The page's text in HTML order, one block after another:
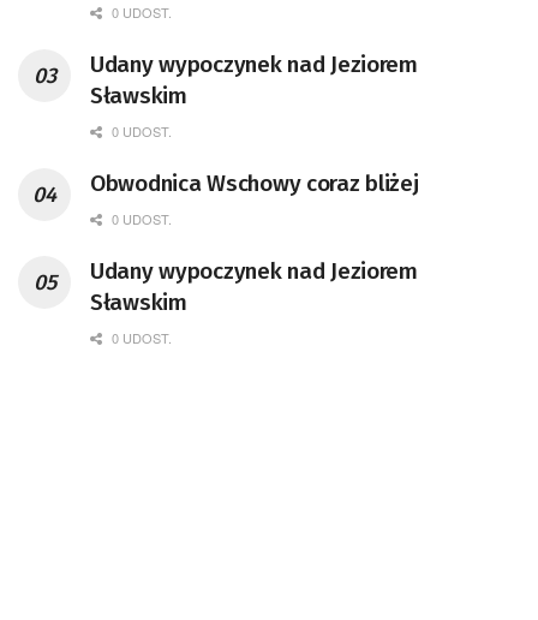
0 UDOST.
Udany wypoczynek nad Jeziorem
Sławskim
0 UDOST.
Obwodnica Wschowy coraz bliżej
0 UDOST.
Udany wypoczynek nad Jeziorem
Sławskim
0 UDOST.